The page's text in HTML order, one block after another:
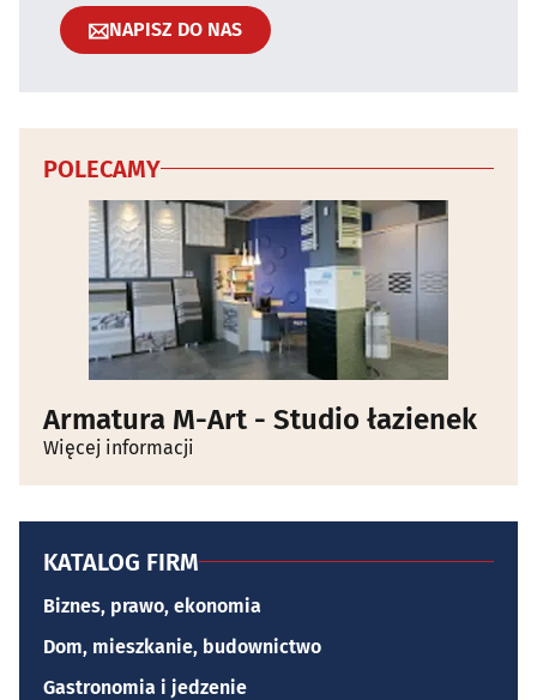
NAPISZ DO NAS
POLECAMY
Armatura M-Art - Studio łazienek
Więcej informacji
KATALOG FIRM
Biznes, prawo, ekonomia
Dom, mieszkanie, budownictwo
Gastronomia i jedzenie